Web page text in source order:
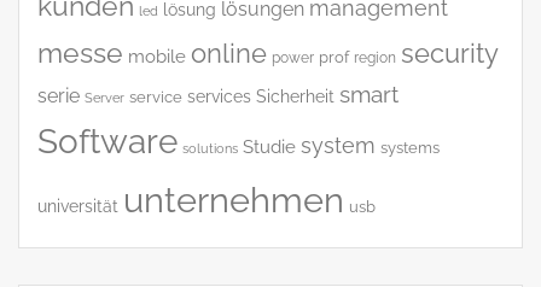
led lösung lösungen management
messe mobile online power prof region security
serie Server service services Sicherheit smart
Software solutions Studie system systems
universität unternehmen usb